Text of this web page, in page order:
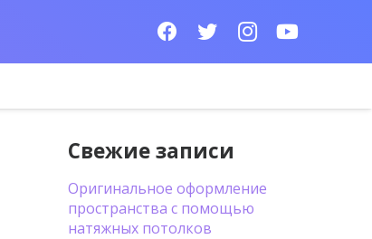
Свежие записи
Оригинальное оформление
пространства с помощью
натяжных потолков